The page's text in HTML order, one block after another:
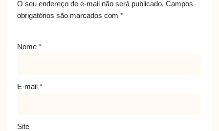
O seu endereço de e-mail não será publicado. Campos
obrigatórios são marcados com *
Nome *
E-mail *
Site